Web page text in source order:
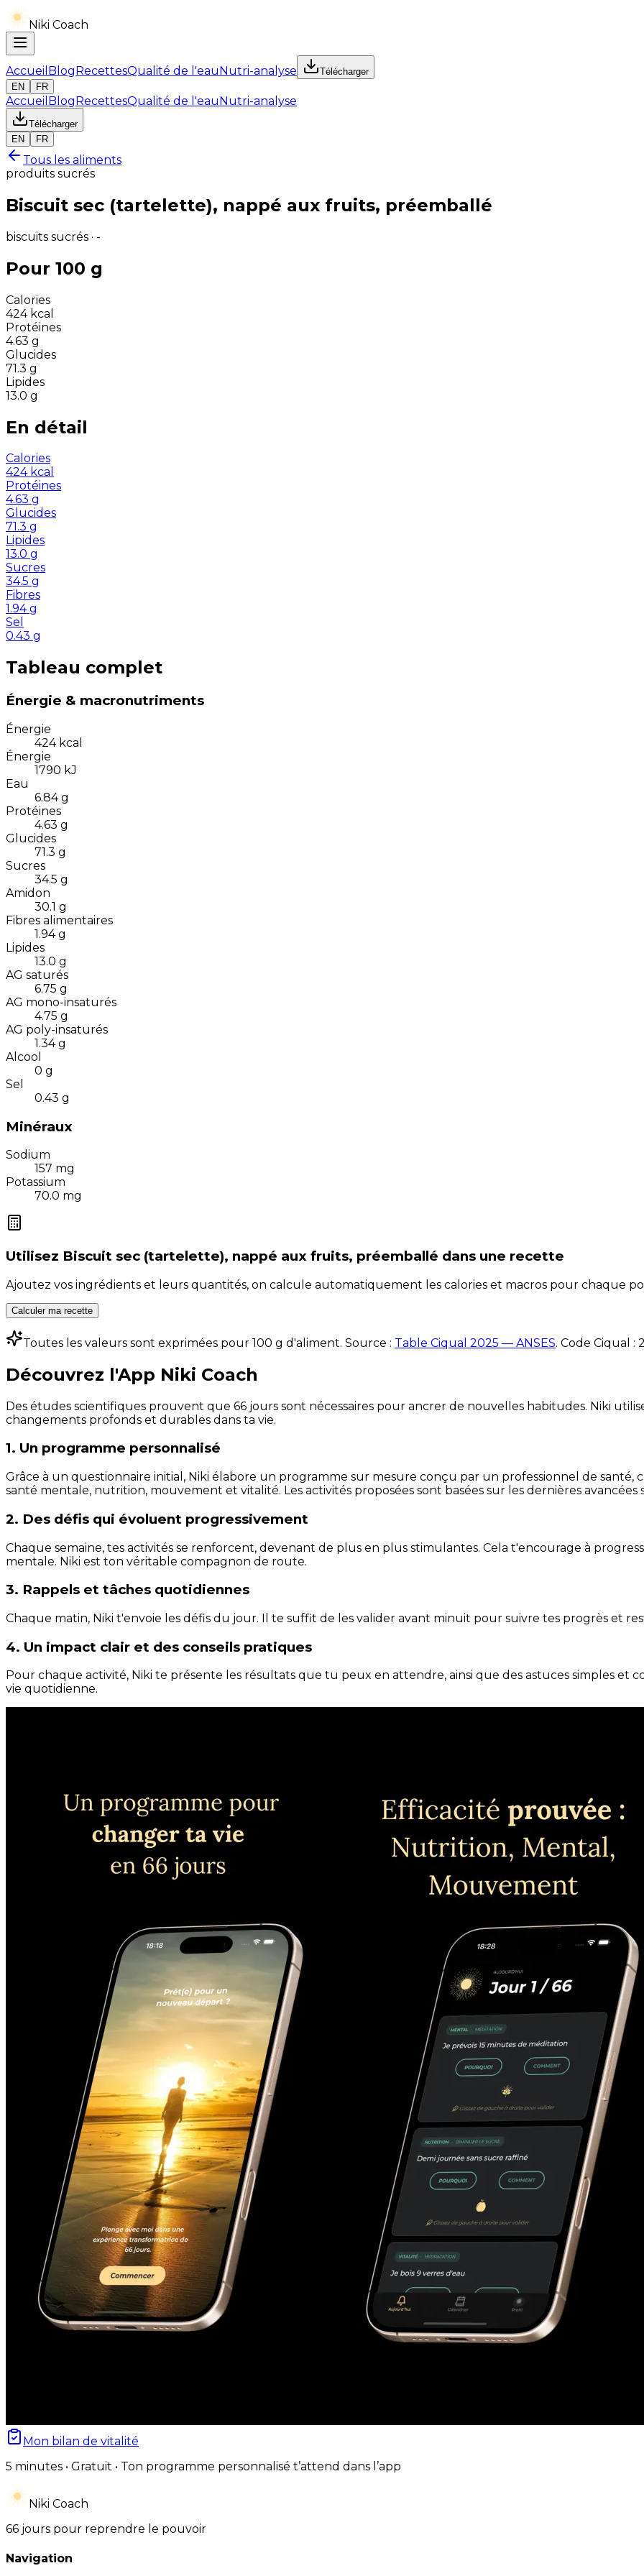
Niki Coach
Accueil BlogRecettesQualité de l'eauNutri-analyse
Télécharger
EN
FR
Accueil BlogRecettesQualité de l'eauNutri-analyse
Télécharger
EN
FR
Tous les aliments
produits sucrés
Biscuit sec (tartelette), nappé aux fruits, préemballé
biscuits sucrés · -
Pour 100 g
Calories
424 kcal
Protéines
4.63 g
Glucides
71.3 g
Lipides
13.0 g
En détail
Calories
424 kcal
Protéines
4.63 g
Glucides
71.3 g
Lipides
13.0 g
Sucres
34.5 g
Fibres
1.94 g
Sel
0.43 g
Tableau complet
Énergie & macronutriments
Énergie
424 kcal
Énergie
1790 kJ
Eau
6.84 g
Protéines
4.63 g
Glucides
71.3 g
Sucres
34.5 g
Amidon
30.1 g
Fibres alimentaires
1.94 g
Lipides
13.0 g
AG saturés
6.75 g
AG mono-insaturés
4.75 g
AG poly-insaturés
1.34 g
Alcool
0 g
Sel
0.43 g
Minéraux
Sodium
157 mg
Potassium
70.0 mg
Utilisez Biscuit sec (tartelette), nappé aux fruits, préemballé dans une recette
Ajoutez vos ingrédients et leurs quantités, on calcule automatiquement les calories et macros pour chaque
Calculer ma recette
Toutes les valeurs sont exprimées pour 100 g d'aliment. Source : Table Ciqual 2025 — ANSES. Code Ciqual :
Découvrez l'App Niki Coach
Des études scientifiques prouvent que 66 jours sont nécessaires pour ancrer de nouvelles habitudes. Niki
changements profonds et durables dans ta vie.
1. Un programme personnalisé
Grâce à un questionnaire initial, Niki élabore un programme sur mesure conçu par un professionnel de santé,
santé mentale, nutrition, mouvement et vitalité. Les activités proposées sont basées sur les dernières
2. Des défis qui évoluent progressivement
Chaque semaine, tes activités se renforcent, devenant de plus en plus stimulantes. Cela t'encourage à
mentale. Niki est ton véritable compagnon de route.
3. Rappels et tâches quotidiennes
Chaque matin, Niki t'envoie les défis du jour. Il te suffit de les valider avant minuit pour suivre tes progrès et
4. Un impact clair et des conseils pratiques
Pour chaque activité, Niki te présente les résultats que tu peux en attendre, ainsi que des astuces simples et
vie quotidienne.
Mon bilan de vitalité
5 minutes • Gratuit • Ton programme personnalisé t’attend dans l’app
Niki Coach
66 jours pour reprendre le pouvoir
Navigation